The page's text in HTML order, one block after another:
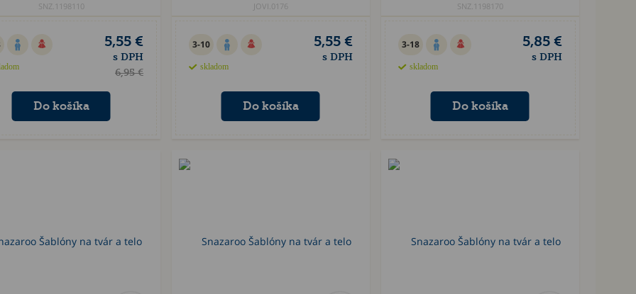
SNZ.1198110
5,55 €
s DPH
6,95 €
JOVI.0176
3-10
skladom
5,55 €
s DPH
SNZ.1198170
3-18
skladom
5,85 €
s DPH